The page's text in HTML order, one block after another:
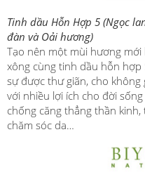
Tinh dầu Hỗn Hợp 5 (Ngọc
đàn và Oải hương)
Tạo nên một mùi hương
xông cùng tinh dầu hỗn hợp
sự được thư giãn, cho
với nhiều lợi ích cho đời
chống căng thẳng thần
chăm sóc da…